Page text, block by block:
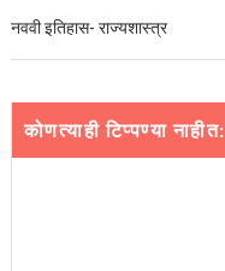
नववी इतिहास- राज्यशास्त्र
कोणत्याही टिप्पण्‍या नाहीत: